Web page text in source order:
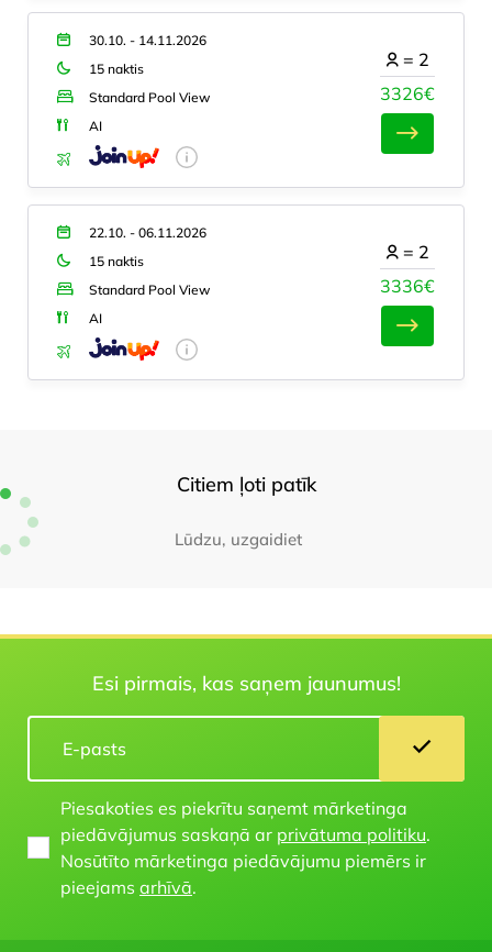
30.10. - 14.11.2026
15 naktis
Standard Pool View
AI
3326€
= 2
22.10. - 06.11.2026
15 naktis
Standard Pool View
AI
3336€
= 2
Citiem ļoti patīk
Lūdzu, uzgaidiet
Esi pirmais, kas saņem jaunumus!
Piesakoties es piekrītu saņemt mārketinga
piedāvājumus saskaņā ar privātuma politiku.
Nosūtīto mārketinga piedāvājumu piemērs ir
pieejams arhīvā.